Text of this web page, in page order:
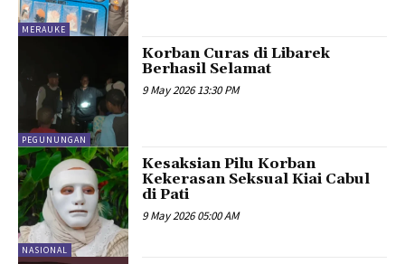
MERAUKE
PEGUNUNGAN
Korban Curas di Libarek
Berhasil Selamat
9 May 2026 13:30 PM
NASIONAL
Kesaksian Pilu Korban
Kekerasan Seksual Kiai Cabul
di Pati
9 May 2026 05:00 AM